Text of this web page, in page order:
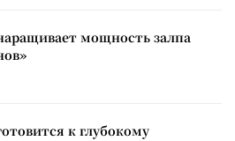
мощность залпа
к глубокому